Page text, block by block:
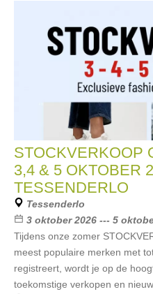
STOCKVERKOOP
3,4 & 5 OKTOBER
TESSENDERLO
Tessenderlo
3 oktober 2026 --- 5
Tijdens onze zomer
meest populaire merken met
registreert, wordt je op de
toekomstige verkopen en